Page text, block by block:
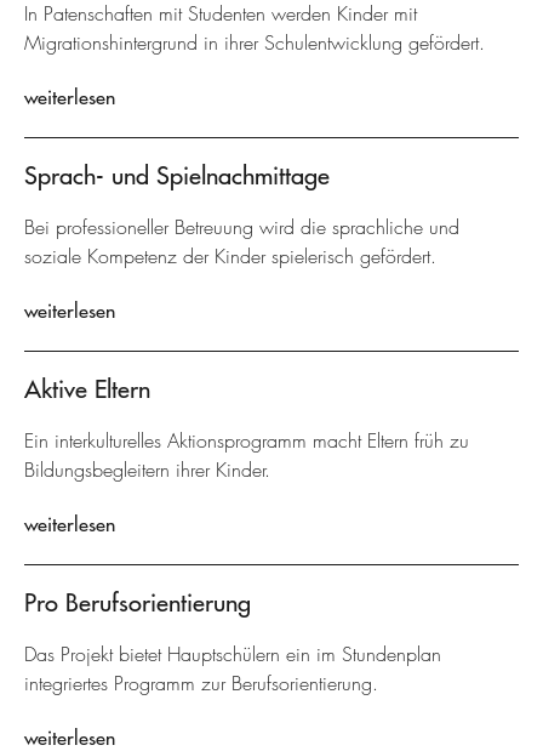
In Patenschaften mit Studenten werden Kinder mit
Migrationshintergrund in ihrer Schulentwicklung gefördert.
weiterlesen
Sprach- und Spielnachmittage
Bei professioneller Betreuung wird die sprachliche und
soziale Kompetenz der Kinder spielerisch gefördert.
weiterlesen
Aktive Eltern
Ein interkulturelles Aktionsprogramm macht Eltern früh zu
Bildungsbegleitern ihrer Kinder.
weiterlesen
Pro Berufsorientierung
Das Projekt bietet Hauptschülern ein im Stundenplan
integriertes Programm zur Berufsorientierung.
weiterlesen